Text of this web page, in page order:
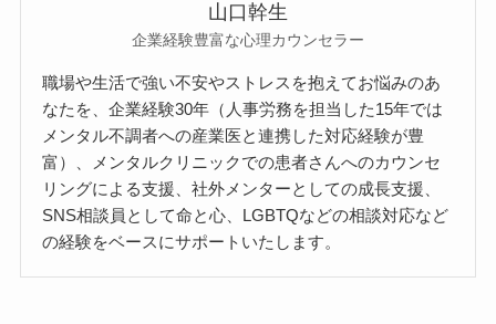
山口幹生
企業経験豊富な心理カウンセラー
職場や生活で強い不安やストレスを抱えてお悩みのあ
なたを、企業経験30年（人事労務を担当した15年では
メンタル不調者への産業医と連携した対応経験が豊
富）、メンタルクリニックでの患者さんへのカウンセ
リングによる支援、社外メンターとしての成長支援、
SNS相談員として命と心、LGBTQなどの相談対応など
の経験をベースにサポートいたします。